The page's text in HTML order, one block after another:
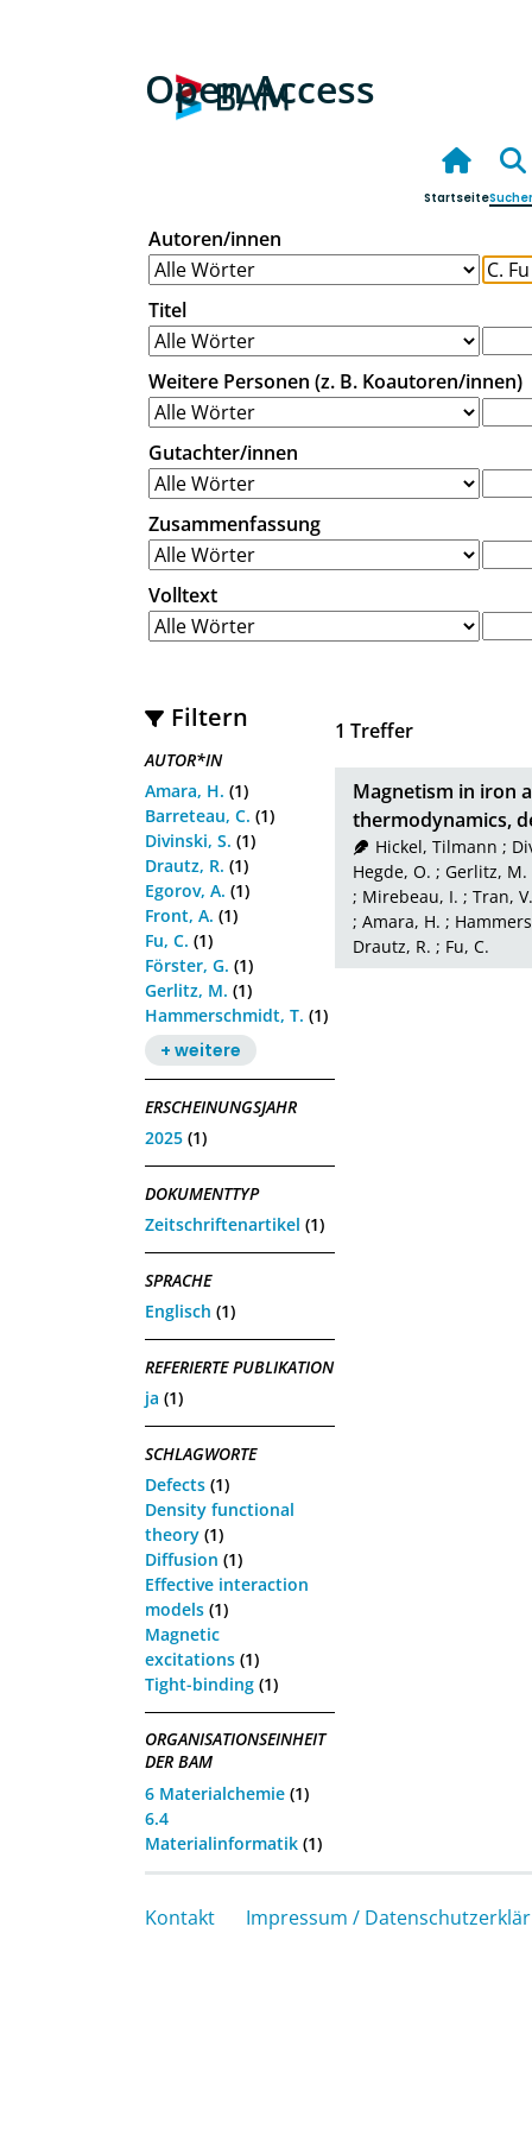
Open Access
Startseite
Autoren/innen
Titel
Weitere Personen (z. B. Koautoren/innen)
Gutachter/innen
Zusammenfassung
Volltext
Filtern
AUTOR*IN
Amara, H. (1)
Barreteau, C. (1)
Divinski, S. (1)
Drautz, R. (1)
Egorov, A. (1)
Front, A. (1)
Fu, C. (1)
Förster, G. (1)
Gerlitz, M. (1)
Hammerschmidt, T. (1)
+ weitere
ERSCHEINUNGSJAHR
2025 (1)
DOKUMENTTYP
Zeitschriftenartikel (1)
SPRACHE
Englisch (1)
REFERIERTE PUBLIKATION
ja (1)
SCHLAGWORTE
Defects (1)
Density functional
theory (1)
Diffusion (1)
Effective interaction
models (1)
Magnetic
excitations (1)
Tight-binding (1)
ORGANISATIONSEINHEIT
DER BAM
6 Materialchemie (1)
6.4
Materialinformatik (1)
1 Treffer
Magnetism in iron
thermodynamics,
Hickel, Tilmann ;
Hegde, O. ; Gerlitz, M.
; Mirebeau, I. ; Tran,
; Amara, H. ;
Drautz, R. ; Fu, C.
Kontakt Impressum /